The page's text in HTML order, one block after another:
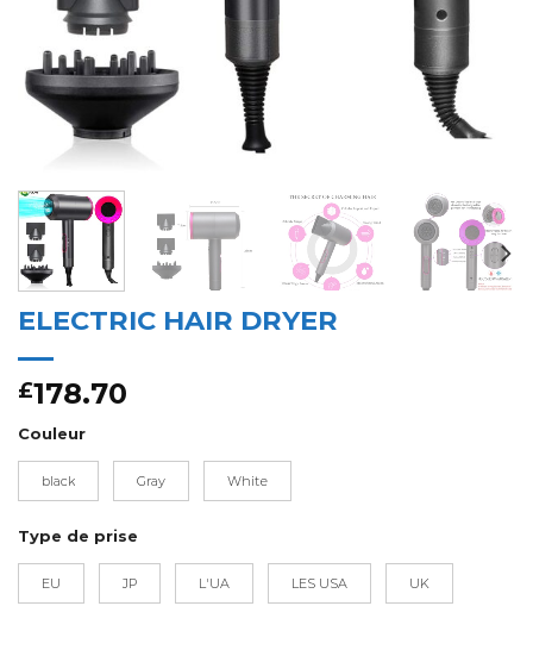
ELECTRIC HAIR DRYER
£178.70
Couleur
black Gray White
Type de prise
EU JP L'UA LES USA UK